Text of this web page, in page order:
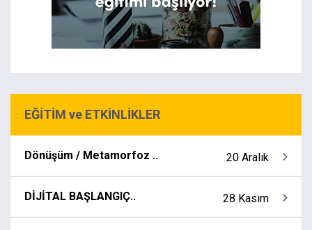
EĞİTİM ve ETKİNLİKLER
Dönüşüm / Metamorfoz .. 20 Aralık
DİJİTAL BAŞLANGIÇ.. 28 Kasım